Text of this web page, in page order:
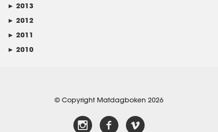
► 2013
► 2012
► 2011
► 2010
© Copyright Matdagboken 2026